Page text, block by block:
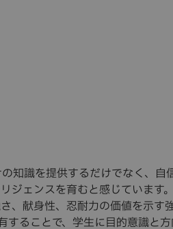
知識を提供するだけでなく、自
ジェンスを育むと感じています
、献身性、忍耐力の価値を示す
することで、学生に目的意識と